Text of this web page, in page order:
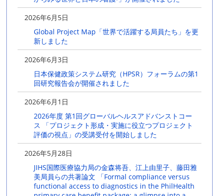
2026年6月5日
Global Project Map「世界で活躍する局員たち」を更
新しました
2026年6月3日
日本保健政策システム研究（HPSR）フォーラムの第1
回研究報告会が開催されました
2026年6月1日
2026年度 第1回グローバルヘルスアドバンストコー
ス 「プロジェクト形成・実施に役立つプロジェクト
評価の視点」の受講受付を開始しました
2026年5月28日
JIHS国際医療協力局の金森将吾、江上由里子、藤田雅
美局員らの共著論文 「Formal compliance versus
functional access to diagnostics in the PhilHealth